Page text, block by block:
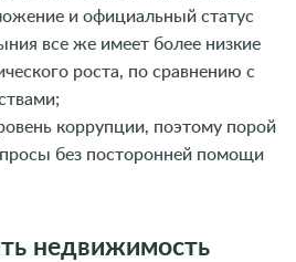
и официальный статус
все же имеет более низкие
роста, по сравнению с
коррупции, поэтому порой
без посторонней помощи
недвижимость